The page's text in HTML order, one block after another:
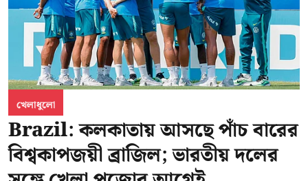
খেলাধুলো
Brazil: কলকাতায় আসছে পাঁচ বারের
বিশ্বকাপজয়ী ব্রাজিল; ভারতীয় দলের